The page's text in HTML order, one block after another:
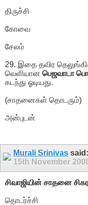
திருச்சி
கோவை
சேலம்
29. இதை தவிர
வெளியான பெஜவாடா
கடந்து ஓடியது.
(சாதனைகள் தொடரும்)
அன்புடன்
Murali Srinivas said:
15th November
சிவாஜியின் சாதனை
தொடர்ச்சி